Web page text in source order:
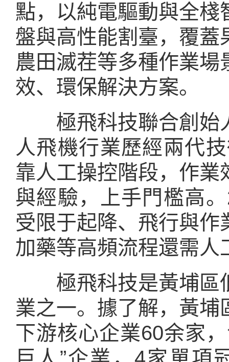
點，以純電驅動與全
盤與高性能割臺，覆
農田滅茬等多種作業
效、環保解決方案。
極飛科技聯合創始
人飛機行業歷經兩代
靠人工操控階段，作
與經驗，上手門檻高
受限于起降、飛行與
加藥等高頻流程還需人
極飛科技是黃埔區
業之一。據了解，黃
下游核心企業60余家